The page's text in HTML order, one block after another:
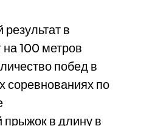
в
100 метров
побед в
соревнованиях по
в длину в